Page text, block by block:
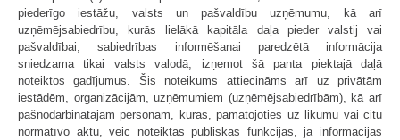
piederīgo iestāžu, valsts un pašvaldību uzņēmumu, kā arī
uzņēmējsabiedrību, kurās lielākā kapitāla daļa pieder valstij vai
pašvaldībai, sabiedrības informēšanai paredzētā informācija
sniedzama tikai valsts valodā, izņemot šā panta piektajā daļā
noteiktos gadījumus. Šis noteikums attiecināms arī uz privātām
iestādēm, organizācijām, uzņēmumiem (uzņēmējsabiedrībām), kā arī
pašnodarbinātajām personām, kuras, pamatojoties uz likumu vai citu
normatīvo aktu, veic noteiktas publiskas funkcijas, ja informācijas